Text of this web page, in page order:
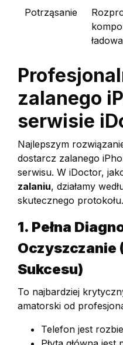
Potrząsanie
zalanego
serwisie
Najlepszym
dostarcz zalanego
serwisu. W iDoctor,
zalaniu, działamy
skutecznego protokołu.
1. Pełna
Oczyszczanie
Sukcesu)
To najbardziej
amatorski od
Telefon jest